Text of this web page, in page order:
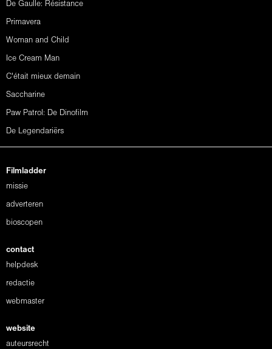
De Gaulle: Résistance
Primavera
Woman and Child
Ice Cream Man
C'était mieux demain
Saccharine
Paw Patrol: De Dinofilm
De Legendariërs
Filmladder
missie
adverteren
bioscopen
contact
helpdesk
redactie
webmaster
website
auteursrecht